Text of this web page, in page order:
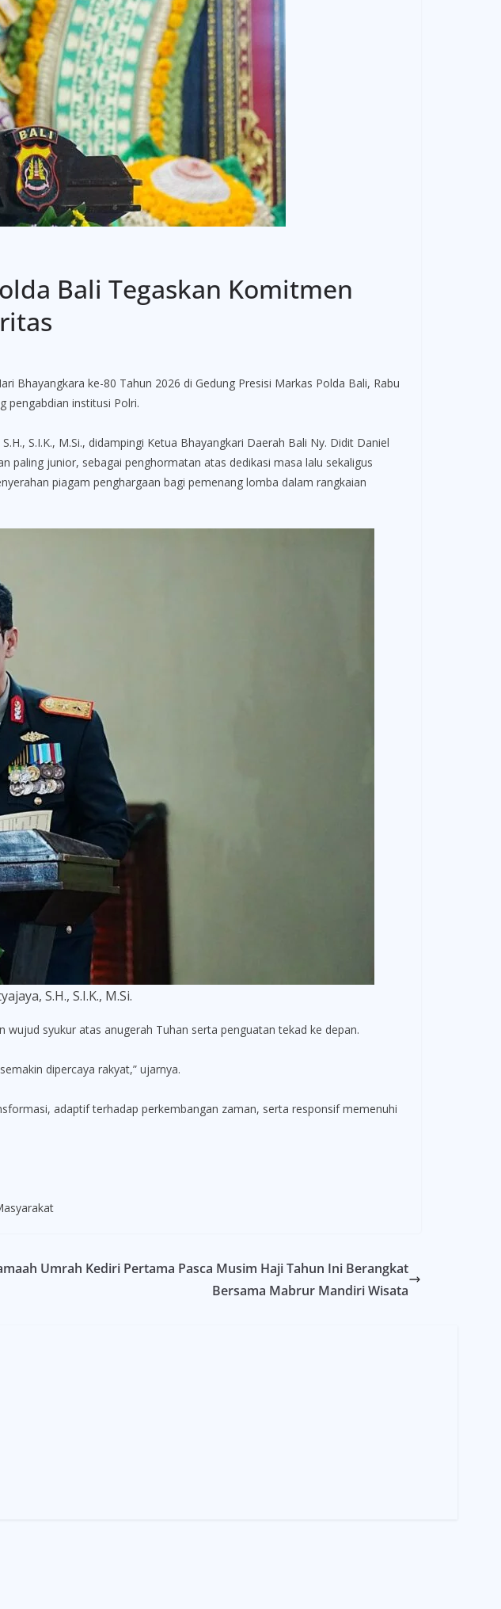
Bali Tegaskan Komitmen
Bhayangkara ke-80 Tahun 2026 di Gedung Presisi Markas Polda Bali, Rabu
pengabdian institusi Polri.
S.I.K., M.Si., didampingi Ketua Bhayangkari Daerah Bali Ny. Didit Daniel
paling junior, sebagai penghormatan atas dedikasi masa lalu sekaligus
piagam penghargaan bagi pemenang lomba dalam rangkaian
S.H., S.I.K., M.Si.
syukur atas anugerah Tuhan serta penguatan tekad ke depan.
dipercaya rakyat,” ujarnya.
adaptif terhadap perkembangan zaman, serta responsif memenuhi
Umrah Kediri Pertama Pasca Musim Haji Tahun Ini Berangkat
Bersama Mabrur Mandiri Wisata